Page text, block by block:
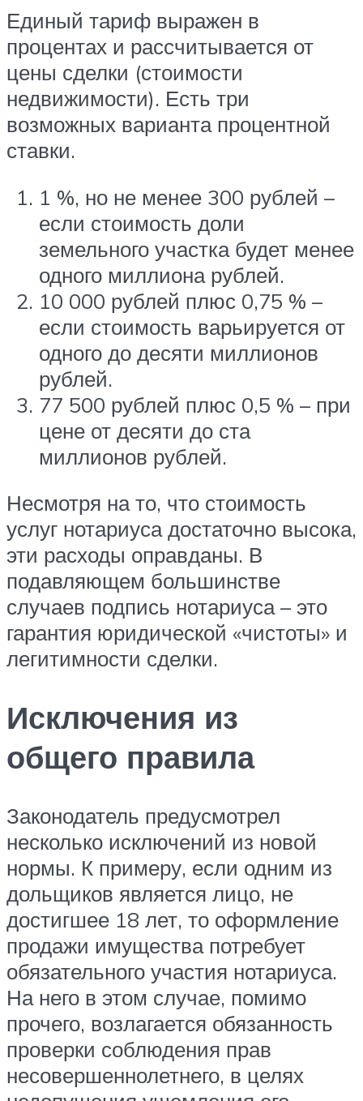
Единый тариф выражен в
процентах и рассчитывается от
цены сделки (стоимости
недвижимости). Есть три
возможных варианта процентной
ставки.
1 %, но не менее 300 рублей –
если стоимость доли
земельного участка будет менее
одного миллиона рублей.
10 000 рублей плюс 0,75 % –
если стоимость варьируется от
одного до десяти миллионов
рублей.
77 500 рублей плюс 0,5 % – при
цене от десяти до ста
миллионов рублей.
Несмотря на то, что стоимость
услуг нотариуса достаточно высока,
эти расходы оправданы. В
подавляющем большинстве
случаев подпись нотариуса – это
гарантия юридической «чистоты» и
легитимности сделки.
Исключения из
общего правила
Законодатель предусмотрел
несколько исключений из новой
нормы. К примеру, если одним из
дольщиков является лицо, не
достигшее 18 лет, то оформление
продажи имущества потребует
обязательного участия нотариуса.
На него в этом случае, помимо
прочего, возлагается обязанность
проверки соблюдения прав
несовершеннолетнего, в целях